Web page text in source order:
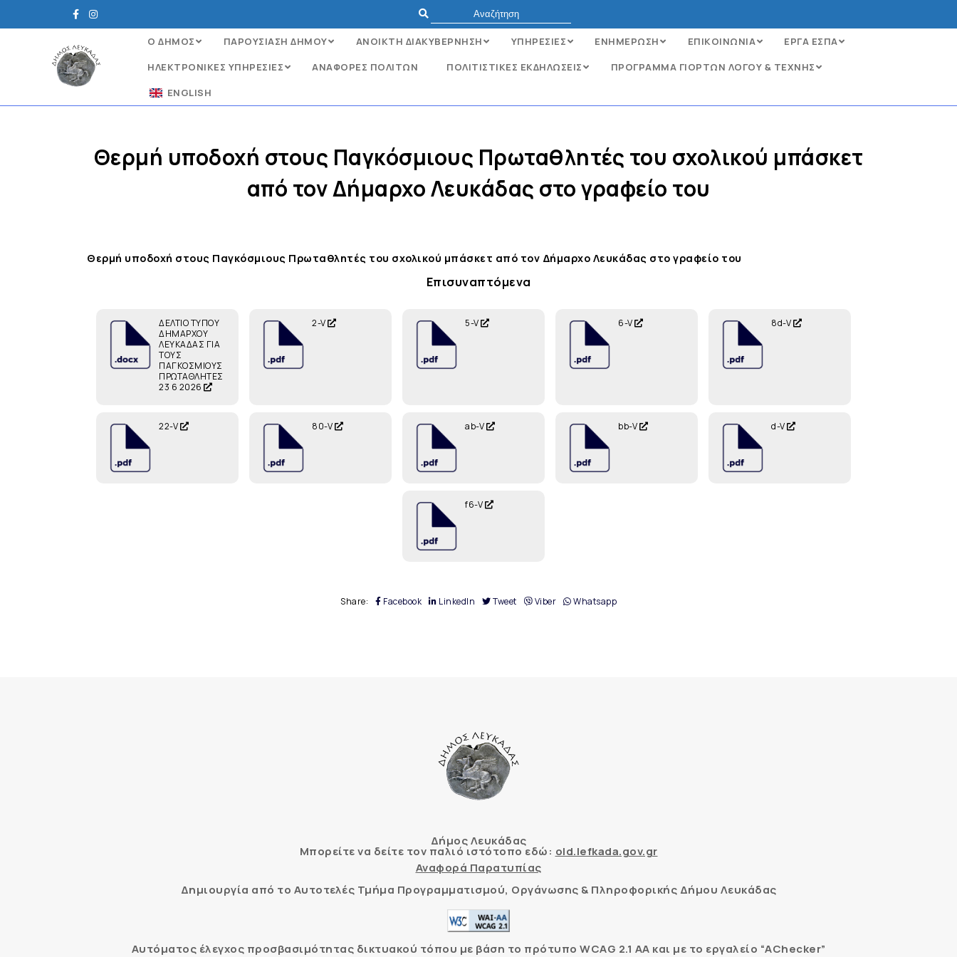
Ο ΔΗΜΟΣ ΠΑΡΟΥΣΙΑΣΗ ΔΗΜΟΥ ΑΝΟΙΚΤΗ ΔΙΑΚΥΒΕΡΝΗΣΗ ΥΠΗΡΕΣΙΕΣ ΕΝΗΜΕΡΩΣΗ ΕΠΙΚΟΙΝΩΝΙΑ
ΕΡΓΑ ΕΣΠΑ
ΗΛΕΚΤΡΟΝΙΚΈΣ ΥΠΗΡΕΣΊΕΣ
ΑΝΑΦΟΡΈΣ ΠΟΛΙΤΏΝ ΠΟΛΙΤΙΣΤΙΚΕΣ ΕΚΔΗΛΩΣΕΙΣ
ΠΡΟΓΡΑΜΜΑ ΓΙΟΡΤΩΝ ΛΟΓΟΥ & ΤΕΧΝΗΣ
ENGLISH
Θερμή υποδοχή στους Παγκόσμιους Πρωταθλητές του σχολικού μπάσκετ
από τον Δήμαρχο Λευκάδας στο γραφείο του
Θερμή υποδοχή στους Παγκόσμιους Πρωταθλητές του σχολικού μπάσκετ από τον Δήμαρχο Λευκάδας στο γραφείο του
Επισυναπτόμενα
ΔΕΛΤΙΟ ΤΥΠΟΥ
ΔΗΜΑΡΧΟΥ
ΛΕΥΚΑΔΑΣ ΓΙΑ
ΤΟΥΣ
ΠΑΓΚΟΣΜΙΟΥΣ
ΠΡΩΤΑΘΛΗΤΕΣ
23 6 2026
2-V 5-V 6-V 8d-V
22-V 80-V ab-V bb-V d-V
f6-V
Share: Facebook LinkedIn Tweet Viber Whatsapp
Δήμος Λευκάδας
Μπορείτε να δείτε τον παλιό ιστότοπο εδώ: old.lefkada.gov.gr
Αναφορά Παρατυπίας
Δημιουργία από το Αυτοτελές Τμήμα Προγραμματισμού, Οργάνωσης & Πληροφορικής Δήμου Λευκάδας
Αυτόματος έλεγχος προσβασιμότητας δικτυακού τόπου με βάση το πρότυπο WCAG 2.1 AA και με το εργαλείο “AChecker”